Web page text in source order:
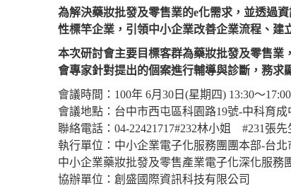
為解決藥妝批發及零售業的e化需求，並透過
性標竿企業，引領中小企業改善企業流程、
本次研討會主要目標客群為藥妝批發及零售業
會專家針對提出的個案進行輔導與診斷，務求
會議時間：100年 6月30日(星期四) 13:30～17:00
會議地點：台中市西屯區科園路19號-中科育成
聯絡電話：04-22421717#232林小姐 #231張先
執行單位：中小企業電子化服務團團本部-台
中小企業藥妝批發及零售產業電子化深化服務
協辦單位：創盛國際資訊科技有限公司